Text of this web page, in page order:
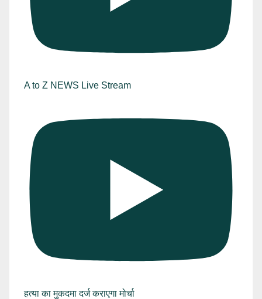
A to Z NEWS Live Stream
हत्या का मुकदमा दर्ज कराएगा मोर्चा